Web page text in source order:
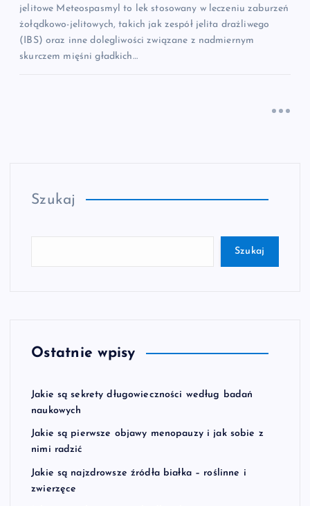
jelitowe Meteospasmyl to lek stosowany w leczeniu zaburzeń
żołądkowo-jelitowych, takich jak zespół jelita drażliwego
(IBS) oraz inne dolegliwości związane z nadmiernym
skurczem mięśni gładkich…
Szukaj
Szukaj
Ostatnie wpisy
Jakie są sekrety długowieczności według badań
naukowych
Jakie są pierwsze objawy menopauzy i jak sobie z
nimi radzić
Jakie są najzdrowsze źródła białka – roślinne i
zwierzęce